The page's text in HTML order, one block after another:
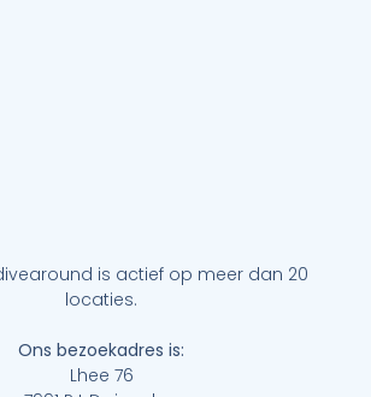
is actief op meer dan 20
locaties.
Ons bezoekadres is:
Lhee 76